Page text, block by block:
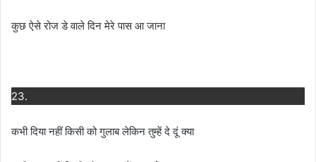
कुछ ऐसे रोज डे वाले दिन मेरे पास आ जाना
23.
कभी दिया नहीं किसी को गुलाब लेकिन तुम्हें दे दूं क्या